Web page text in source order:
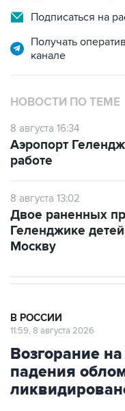
Подписаться на
Получать
канале
НОВОСТИ ПО ТЕМЕ
8 августа 16:34
Аэропорт
работе
8 августа 13:02
Двое раненных
Геленджике
Москву
В РОССИИ
11:59, 8 августа 2026
Возгорание
падения